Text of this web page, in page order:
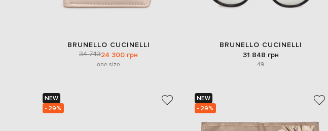
BRUNELLO CUCINELLI
34 74324 300 грн
one size
BRUNELLO CUCINELLI
31 848 грн
49
NEW
- 29%
NEW
- 29%